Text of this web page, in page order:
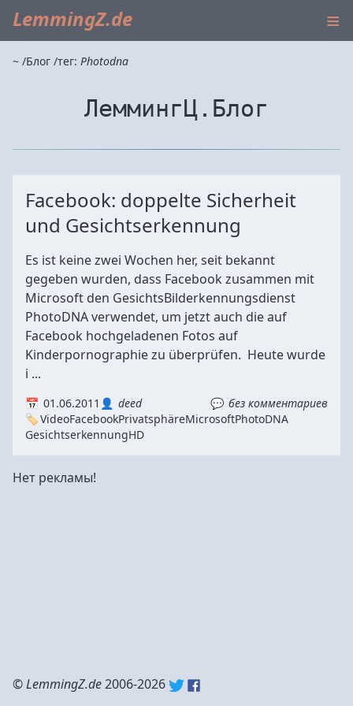
LemmingZ.de ≡
~ Блог тег: Photodna
ЛеммингЦ.Блог
Facebook: doppelte Sicherheit
und Gesichtserkennung
Es ist keine zwei Wochen her, seit bekannt
gegeben wurden, dass Facebook zusammen mit
Microsoft den GesichtsBilderkennungsdienst
PhotoDNA verwendet, um jetzt auch die auf
Facebook hochgeladenen Fotos auf
Kinderpornographie zu überprüfen. Heute wurde
i ...
01.06.2011 deed
без комментариев
VideoFacebookPrivatsphäreMicrosoftPhotoDNA
GesichtserkennungHD
Нет рекламы!
©LemmingZ.de2006-2026